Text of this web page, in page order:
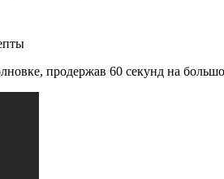
продержав 60 секунд на